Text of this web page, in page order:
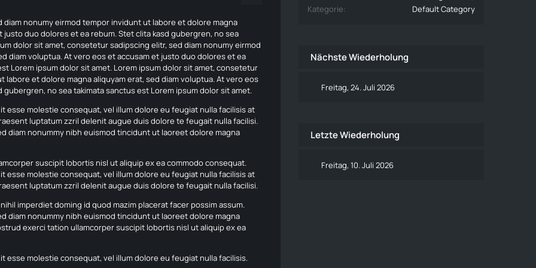
nonumy eirmod tempor invidunt ut labore et dolore magna
duo dolores et ea rebum. Stet clita kasd gubergren, no sea
dolor sit amet, consetetur sadipscing elitr, sed diam nonumy eirmod
diam voluptua. At vero eos et accusam et justo duo dolores et ea
Lorem ipsum dolor sit amet. Lorem ipsum dolor sit amet, consetetur
et dolore magna aliquyam erat, sed diam voluptua. At vero eos
no sea takimata sanctus est Lorem ipsum dolor sit amet.
molestie consequat, vel illum dolore eu feugiat nulla facilisis at
luptatum zzril delenit augue duis dolore te feugait nulla facilisi.
diam nonummy nibh euismod tincidunt ut laoreet dolore magna
suscipit lobortis nisl ut aliquip ex ea commodo consequat.
molestie consequat, vel illum dolore eu feugiat nulla facilisis at
luptatum zzril delenit augue duis dolore te feugait nulla facilisi.
imperdiet doming id quod mazim placerat facer possim assum.
diam nonummy nibh euismod tincidunt ut laoreet dolore magna
exerci tation ullamcorper suscipit lobortis nisl ut aliquip ex ea
molestie consequat, vel illum dolore eu feugiat nulla facilisis.
Kategorie
Default Category
Nächste Wiederholung
Freitag, 24. Juli 2026
Letzte Wiederholung
Freitag, 10. Juli 2026